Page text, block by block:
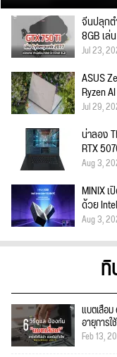
จีนปลุกต
8GB เล่
Jul 23,
ASUS
Ryzen
Jul 29,
น่าลอง
RTX
Aug 3,
MINIX
ด้วย
Aug 3,
แบตเสื่อ
อายุการใ
Feb 13,